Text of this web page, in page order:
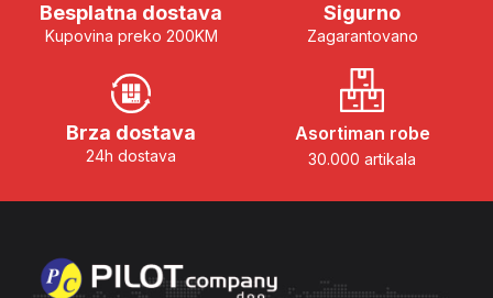
Besplatna dostava
Kupovina preko 200KM
Sigurno
Zagarantovano
Brza dostava
24h dostava
Asortiman robe
30.000 artikala